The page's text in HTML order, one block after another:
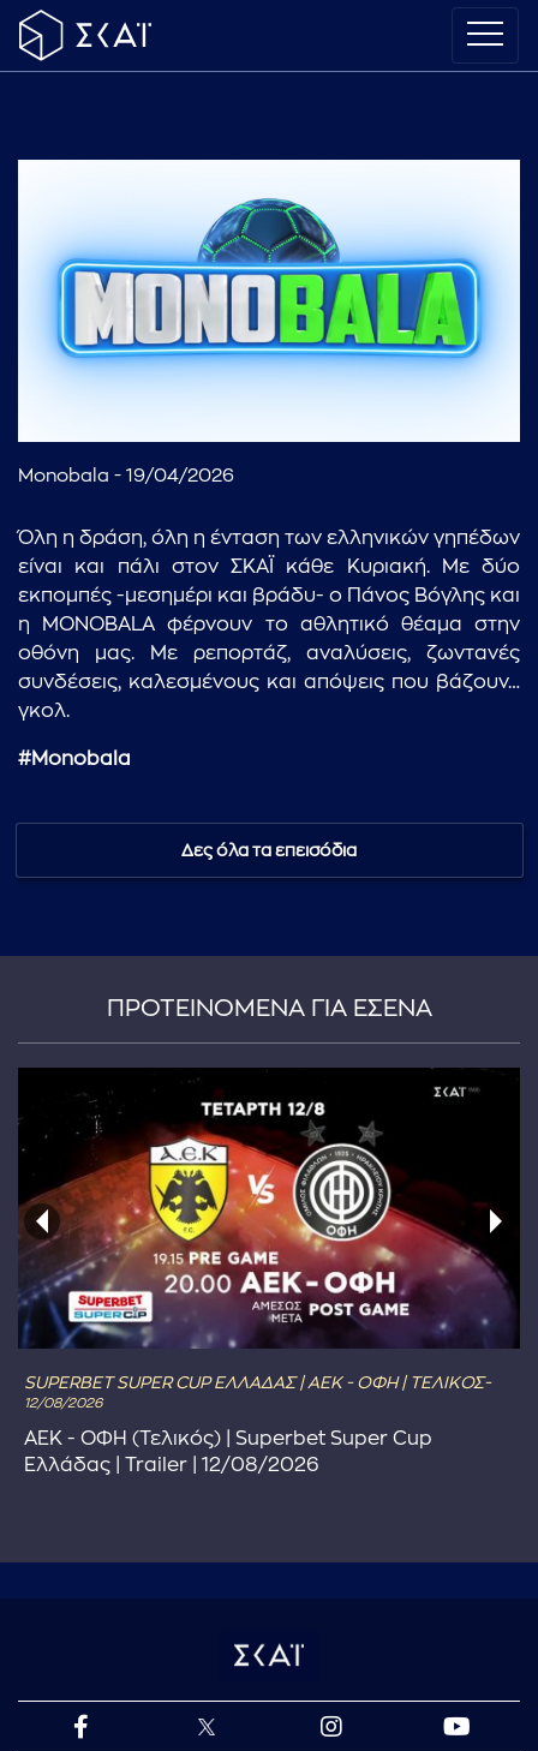
Monobala - 19/04/2026
Όλη η δράση, όλη η ένταση των ελληνικών γηπέδων
είναι και πάλι στον ΣΚΑΪ κάθε Κυριακή. Με δύο
εκπομπές -μεσημέρι και βράδυ- ο Πάνος Βόγλης και
η MONOBALA φέρνουν το αθλητικό θέαμα στην
οθόνη μας. Με ρεπορτάζ, αναλύσεις, ζωντανές
συνδέσεις, καλεσμένους και απόψεις που βάζουν…
γκολ.
#Monobala
Δες όλα τα επεισόδια
ΠΡΟΤΕΙΝΟΜΕΝΑ ΓΙΑ ΕΣΕΝΑ
SUPERBET SUPER CUP ΕΛΛΑΔΑΣ | ΑΕΚ - ΟΦΗ | ΤΕΛΙΚΟΣ-
12/08/2026
ΑΕΚ - ΟΦΗ (Τελικός) | Superbet Super Cup
Ελλάδας | Trailer | 12/08/2026